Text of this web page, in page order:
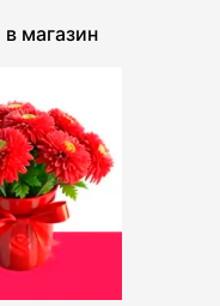
магазин